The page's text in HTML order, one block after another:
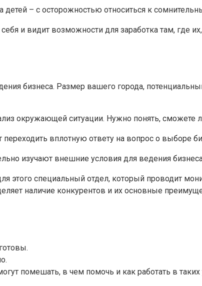
– с осторожностью относиться к
и видит возможности для заработка там, где
бизнеса. Размер вашего города,
окружающей ситуации. Нужно понять,
вплотную ответу на вопрос о выборе
изучают внешние условия для ведения
этого специальный отдел, который проводит
наличие конкурентов и их основные
помешать, в чем помочь и как работать в таких